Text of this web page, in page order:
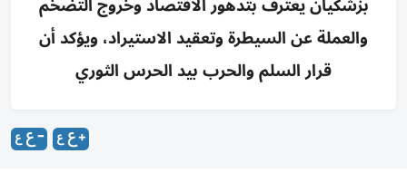
والعملة عن السيطرة وتعقيد الاستيراد، ويؤكد أن
قرار السلم والحرب بيد الحرس الثوري